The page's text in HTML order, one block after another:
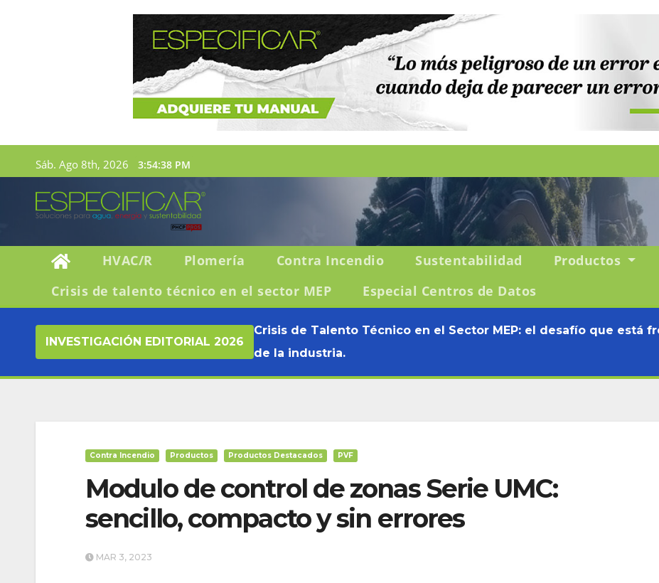
Sáb. Ago 8th, 2026 3:54:39 PM
HVAC/R Plomería Contra Incendio Sustentabilidad Productos
Crisis de talento técnico en el sector MEP
Especial Centros de Datos
INVESTIGACIÓN EDITORIAL 2026
Crisis de Talento Técnico en el Sector MEP: el desafío que está
de la industria.
Contra Incendio Productos Productos Destacados PVF
Modulo de control de zonas Serie UMC:
sencillo, compacto y sin errores
MAR 3, 2023